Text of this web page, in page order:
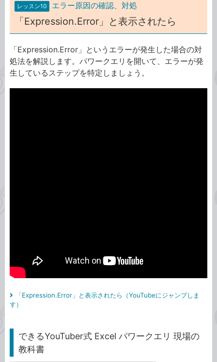
レッスン10 エラー原因の確認、対処
「Expression.Error」と表示されたら
「Expression.Error」というエラーが発生した場合の対
処法を解説します。パワークエリを開いて、エラーが発
生しているステップを特定しましょう。
「Expression.Error」と表示されたら（YouTubeにジャンプしま
す）
できるYouTuber式 Excel パワークエリ 現場の
教科書